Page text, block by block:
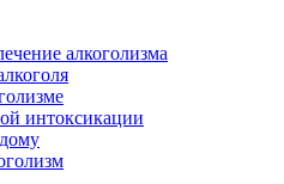
алкоголизма
интоксикации